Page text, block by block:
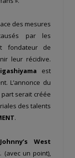
des mesures
par les
fondateur de
leur récidive.
est
L’annonce du
part serait créée
des talents
.
Johnny’s West
(avec un point),